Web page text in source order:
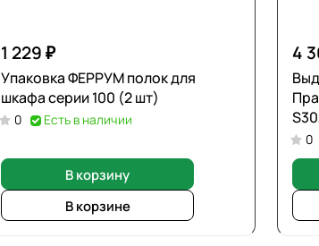
1 229 ₽
Упаковка ФЕРРУМ полок для
шкафа серии 100 (2 шт)
0 Есть в наличии
В корзину
В корзине
4
0